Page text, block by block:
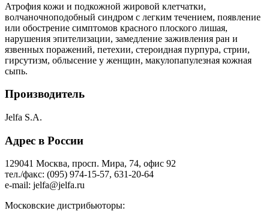
Атрофия кожи и подкожной жировой клетчатки,
волчаночноподобный синдром с легким течением, появление
или обострение симптомов красного плоского лишая,
нарушения эпителизации, замедление заживления ран и
язвенных поражений, петехии, стероидная пурпура, стрии,
гирсутизм, облысение у женщин, макулопапулезная кожная
сыпь.
Производитель
Jelfa S.A.
Адрес в России
129041 Москва, просп. Мира, 74, офис 92
тел./факс: (095) 974-15-57, 631-20-64
e-mail: jelfa@jelfa.ru
Московские дистрибьюторы: